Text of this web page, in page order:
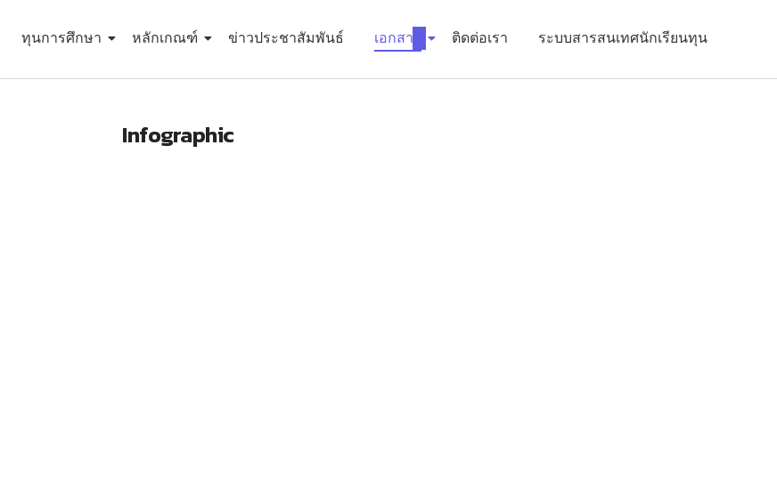
ทุนการศึกษา หลักเกณฑ์ ข่าวประชาสัมพันธ์ เอกสาร ติดต่อเรา ระบบสารสนเทศนักเรียนทุน
Infographic